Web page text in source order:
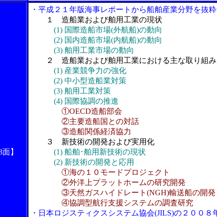
】
・平成２１年版海事レポートから船舶産業分野を抜粋
１ 造船業および舶用工業の現状
(1) 国際造船市場(外航船)の動向
(2) 国内造船市場(内航船)の動向
(3) 舶用工業市場の動向
２ 造船業および舶用工業における主な取り組み
(1) 産業競争力の強化
(2) 中小型造船業対策
(3) 舶用工業対策
(4) 国際協調の推進
①OECD造船部会
②主要造船国との対話
③造船関係経済協力
３ 新技術の開発および実用化
(1) 船舶･舶用新技術の現状
(2) 新技術の開発と応用
①海の１０モードプロジェクト
②外洋上プラットホームの研究開発
③天然ガスハイドレート(NGH)輸送船の開発
④協調型航行支援システムの調査研究
・日本ロジスティクスシステム協会(JILS)の２００８